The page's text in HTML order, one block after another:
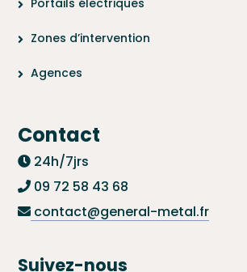
Zones d’intervention
Agences
Contact
24h/7jrs
09 72 58 43 68
contact@general-metal.fr
Suivez-nous